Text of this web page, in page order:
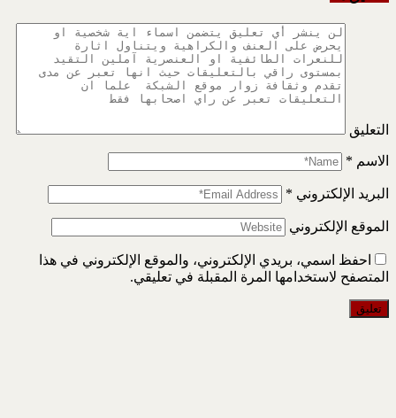
التعليق
الاسم *
البريد الإلكتروني *
الموقع الإلكتروني
احفظ اسمي، بريدي الإلكتروني، والموقع الإلكتروني في هذا
المتصفح لاستخدامها المرة المقبلة في تعليقي.